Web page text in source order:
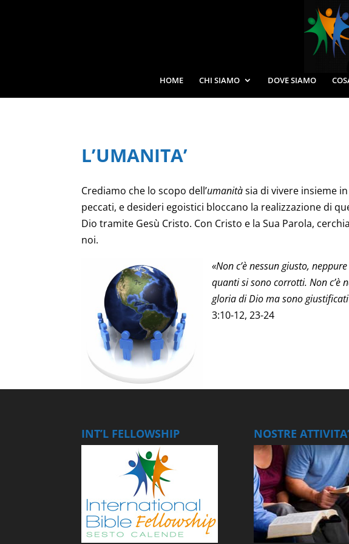
HOME CHI SIAMO DOVE SIAMO
L’UMANITA’
Crediamo che lo scopo dell’umanitàsia di vivere insieme
peccati, e desideri egoistici bloccano la realizzazione di
Dio tramite Gesù Cristo. Con Cristo e la Sua Parola,
noi.
«Non c’è nessun giusto,
quanti si sono corrotti. Non c’è
gloria di Dio ma sono
3:10-12, 23-24
INT’L FELLOWSHIP NOSTRE ATTIVITA’